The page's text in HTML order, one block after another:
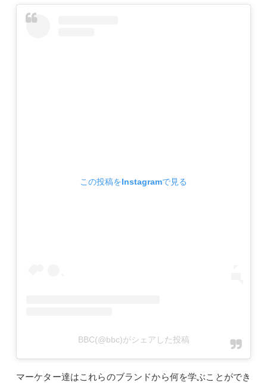
この投稿をInstagramで見る
BBC(@bbc)がシェアした投稿
マーケター達はこれらのブランドから何を学ぶことができ